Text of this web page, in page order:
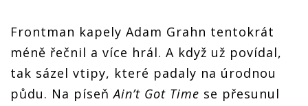
Frontman kapely Adam Grahn tentokrát
méně řečnil a více hrál. A když už povídal,
tak sázel vtipy, které padaly na úrodnou
půdu. Na píseňAin’t Got Time se přesunul